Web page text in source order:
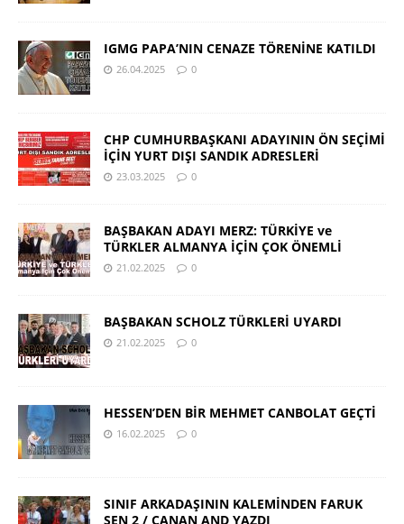
IGMG PAPA’NIN CENAZE TÖRENİNE KATILDI
26.04.2025 0
CHP CUMHURBAŞKANI ADAYININ ÖN SEÇİMİ
İÇİN YURT DIŞI SANDIK ADRESLERİ
23.03.2025 0
BAŞBAKAN ADAYI MERZ: TÜRKİYE ve
TÜRKLER ALMANYA İÇİN ÇOK ÖNEMLİ
21.02.2025 0
BAŞBAKAN SCHOLZ TÜRKLERİ UYARDI
21.02.2025 0
HESSEN’DEN BİR MEHMET CANBOLAT GEÇTİ
16.02.2025 0
SINIF ARKADAŞININ KALEMİNDEN FARUK
ŞEN 2 / CANAN AND YAZDI